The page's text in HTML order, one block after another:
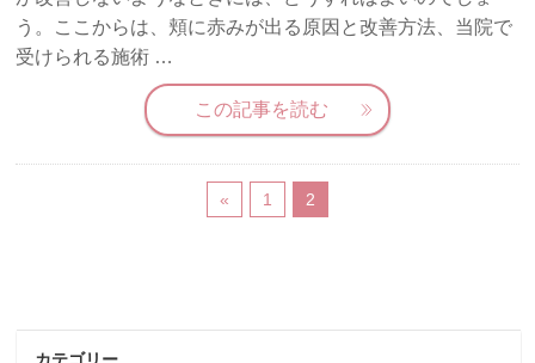
う。ここからは、頬に赤みが出る原因と改善方法、当院で
受けられる施術 …
この記事を読む
« 1 2